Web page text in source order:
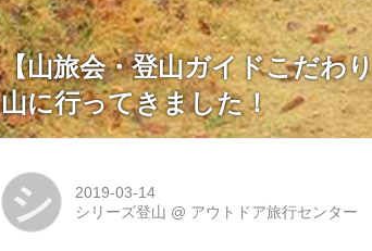
【山旅会・登山ガイドこだわ
山に行ってきました！
シ
2019-03-14
シリーズ登山 @ アウトドア旅行センター